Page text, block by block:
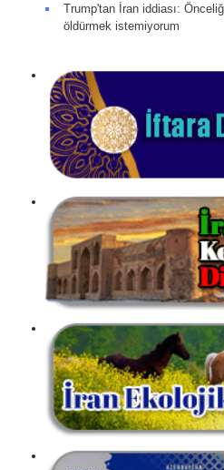
Trump'tan İran iddiası:
öldürmek istemiyorum